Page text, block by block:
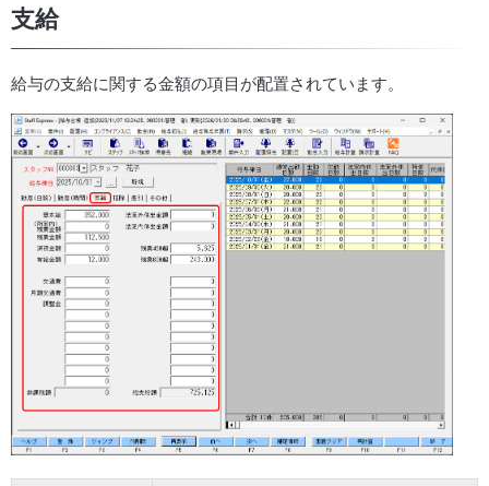
支給
給与の支給に関する金額の項目が配置されています。